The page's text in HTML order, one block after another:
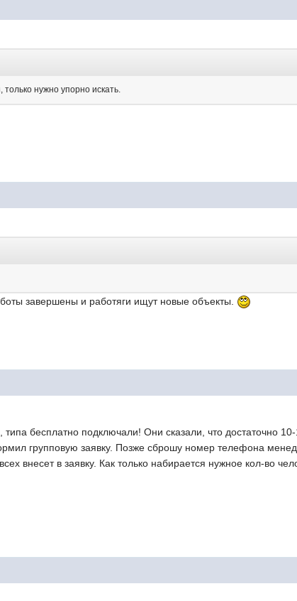
нужно упорно искать.
завершены и работяги ищут новые объекты.
бесплатно подключали! Они сказали, что достаточно
групповую заявку. Позже сброшу номер телефона
внесет в заявку. Как только набирается нужное кол-во